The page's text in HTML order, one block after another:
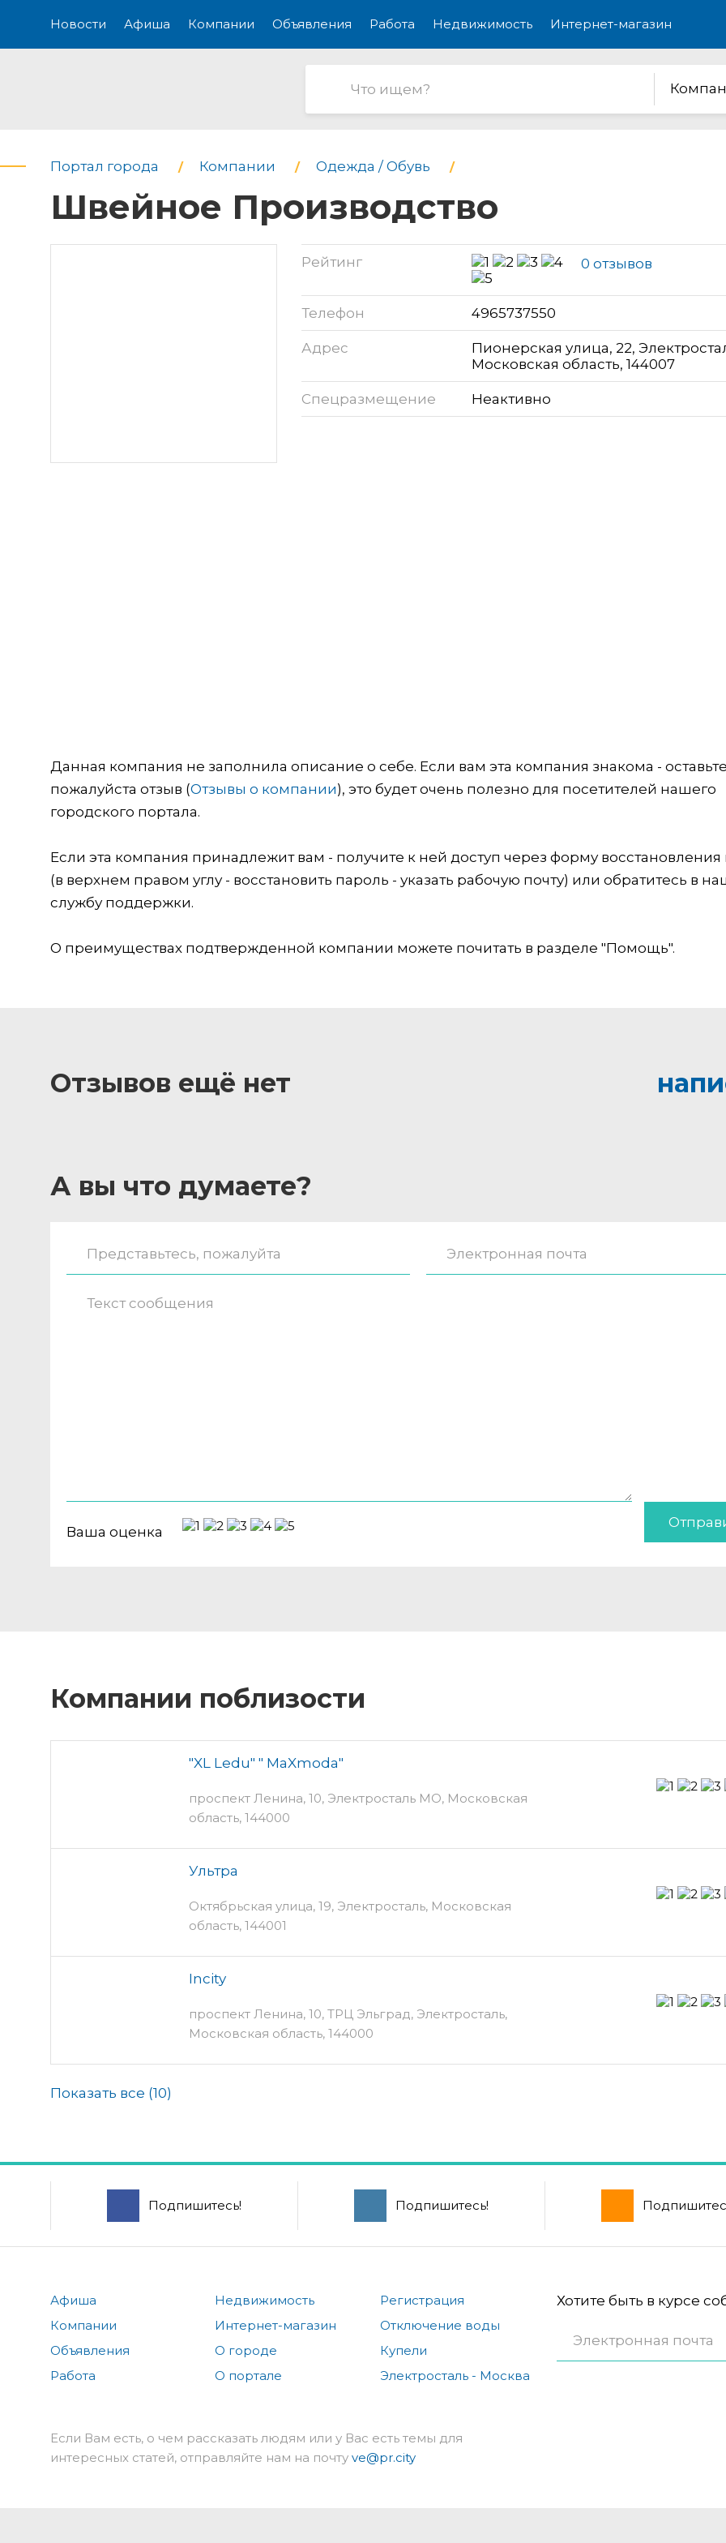
Новости Афиша Компании Объявления Работа Недвижимость Интернет-магазин
Портал города Компании Одежда / Обувь
Швейное Производство
Рейтинг 0 отзывов
Телефон 4965737550
Адрес
Пионерская улица, 22,
Московская область, 144007
Спецразмещение Неактивно
Данная компания не заполнила описание о себе. Если вам эта компания знакома -
пожалуйста отзыв (Отзывы о компании), это будет очень полезно для посетителей нашего
городского портала.
Если эта компания принадлежит вам - получите к ней доступ через форму восстановления
(в верхнем правом углу - восстановить пароль - указать рабочую почту) или обратитесь в
службу поддержки.
О преимуществах подтвержденной компании можете почитать в разделе "Помощь".
Отзывов ещё нет
А вы что думаете?
Ваша оценка
Компании поблизости
"XL Ledu" " MaXmoda"
проспект Ленина, 10, Электросталь МО, Московская
область, 144000
Ультра
Октябрьская улица, 19, Электросталь, Московская
область, 144001
Incity
проспект Ленина, 10, ТРЦ Эльград, Электросталь,
Московская область, 144000
Показать все (10)
Подпишитесь! Подпишитесь!
Афиша
Компании
Объявления
Работа
Недвижимость
Интернет-магазин
О городе
О портале
Регистрация
Отключение воды
Купели
Электросталь - Москва
Хотите быть в курсе
Если Вам есть, о чем рассказать людям или у Вас есть темы для
интересных статей, отправляйте нам на почту ve@pr.city